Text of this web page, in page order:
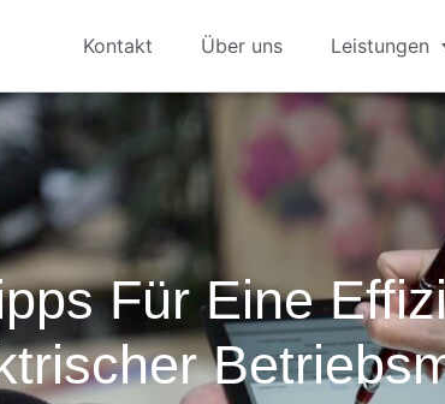
Kontakt Über uns Leistungen
Für Eine